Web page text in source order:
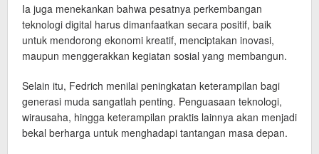
Ia juga menekankan bahwa pesatnya perkembangan
teknologi digital harus dimanfaatkan secara positif, baik
untuk mendorong ekonomi kreatif, menciptakan inovasi,
maupun menggerakkan kegiatan sosial yang membangun.
Selain itu, Fedrich menilai peningkatan keterampilan bagi
generasi muda sangatlah penting. Penguasaan teknologi,
wirausaha, hingga keterampilan praktis lainnya akan menjadi
bekal berharga untuk menghadapi tantangan masa depan.